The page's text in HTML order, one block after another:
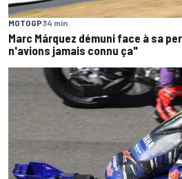
MOTOGP34 min
Marc Márquez démuni face à sa
n'avions jamais connu ça"